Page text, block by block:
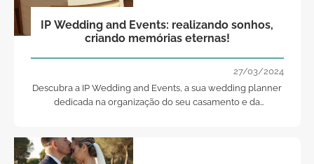
IP Wedding and Events: realizando sonhos,
criando memórias eternas!
27/03/2024
Descubra a IP Wedding and Events, a sua wedding planner
dedicada na organização do seu casamento e da